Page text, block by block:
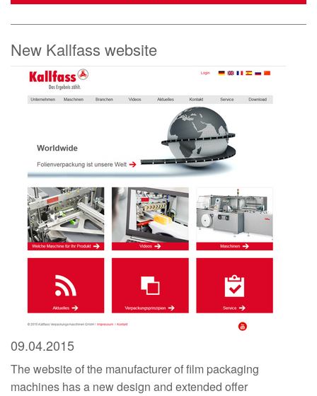
New Kallfass website
09.04.2015
The website of the manufacturer of film packaging
machines has a new design and extended offer